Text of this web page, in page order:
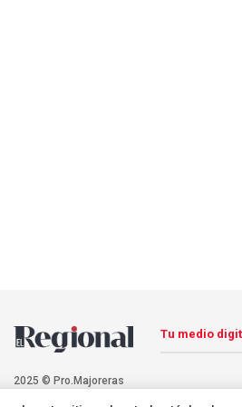
2025 © Pro.Majoreras
Tu medio